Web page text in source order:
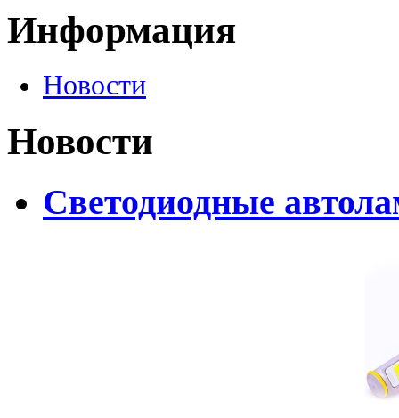
Информация
Новости
Новости
Светодиодные